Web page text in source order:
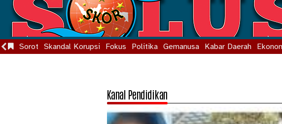
Sorot Skandal Korupsi Fokus Politika Gemanusa Kabar Daerah
Kanal Pendidikan